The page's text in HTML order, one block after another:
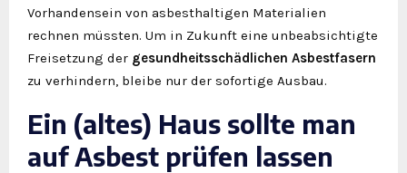
Vorhandensein von asbesthaltigen Materialien
rechnen müssten. Um in Zukunft eine unbeabsichtigte
Freisetzung der gesundheitsschädlichen Asbestfasern
zu verhindern, bleibe nur der sofortige Ausbau.
Ein (altes) Haus sollte man
auf Asbest prüfen lassen